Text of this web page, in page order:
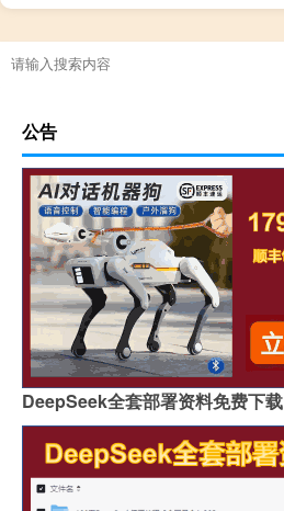
公告
DeepSeek全套部署资料免费下载